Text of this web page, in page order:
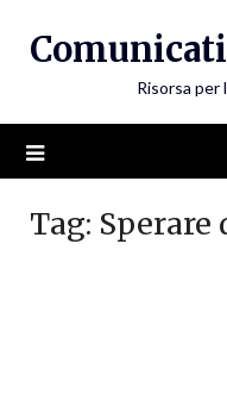
Risorsa per
Tag: Sperare